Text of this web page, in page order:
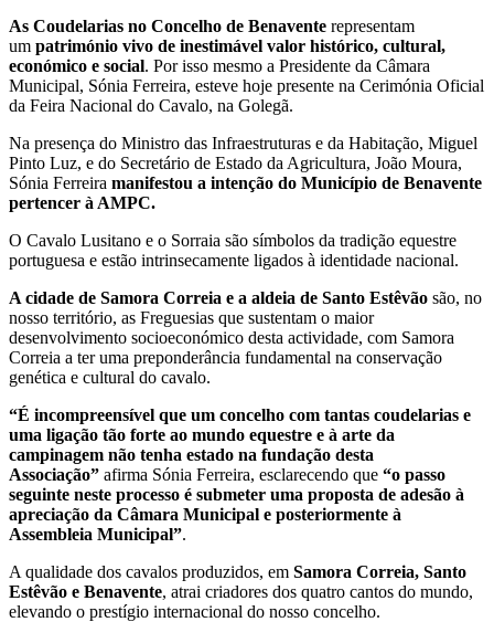
As Coudelarias no Concelho de Benavente representam
um património vivo de inestimável valor histórico, cultural,
económico e social. Por isso mesmo a Presidente da Câmara
Municipal, Sónia Ferreira, esteve hoje presente na Cerimónia Oficial
da Feira Nacional do Cavalo, na Golegã.
Na presença do Ministro das Infraestruturas e da Habitação, Miguel
Pinto Luz, e do Secretário de Estado da Agricultura, João Moura,
Sónia Ferreira manifestou a intenção do Município de Benavente
pertencer à AMPC.
O Cavalo Lusitano e o Sorraia são símbolos da tradição equestre
portuguesa e estão intrinsecamente ligados à identidade nacional.
A cidade de Samora Correia e a aldeia de Santo Estêvão são, no
nosso território, as Freguesias que sustentam o maior
desenvolvimento socioeconómico desta actividade, com Samora
Correia a ter uma preponderância fundamental na conservação
genética e cultural do cavalo.
“É incompreensível que um concelho com tantas coudelarias e
uma ligação tão forte ao mundo equestre e à arte da
campinagem não tenha estado na fundação desta
Associação” afirma Sónia Ferreira, esclarecendo que “o passo
seguinte neste processo é submeter uma proposta de adesão à
apreciação da Câmara Municipal e posteriormente à
Assembleia Municipal”.
A qualidade dos cavalos produzidos, em Samora Correia, Santo
Estêvão e Benavente, atrai criadores dos quatro cantos do mundo,
elevando o prestígio internacional do nosso concelho.